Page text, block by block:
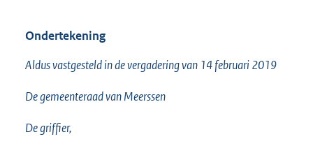
Ondertekening
Aldus vastgesteld in de vergadering van 14 februari 2019
De gemeenteraad van Meerssen
De griffier,